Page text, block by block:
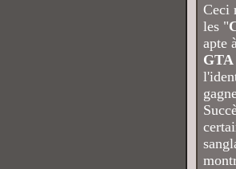
Ceci
les "
apte